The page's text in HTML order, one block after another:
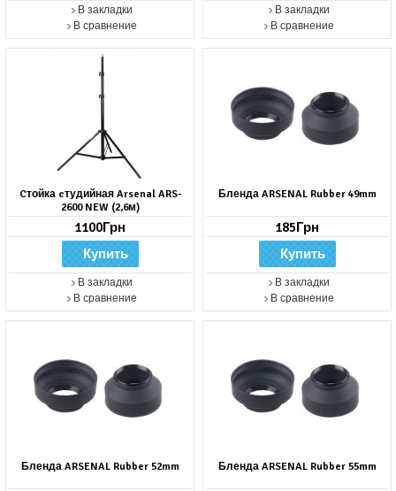
В закладки
В сравнение
В закладки
В сравнение
Cтойка cтудийная Arsenal ARS-
2600 NEW (2,6м)
1100Грн
В закладки
В сравнение
Бленда ARSENAL Rubber 49mm
185Грн
В закладки
В сравнение
Бленда ARSENAL Rubber 52mm Бленда ARSENAL Rubber 55mm